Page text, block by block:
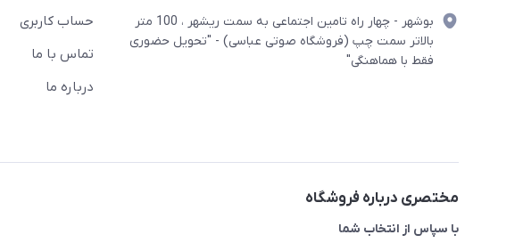
بوشهر - چهار راه تامین اجتماعی به سمت ریشهر ، 100 متر
بالاتر سمت چپ (فروشگاه صوتی عباسی) - "تحویل حضوری
فقط با هماهنگی"
حساب کاربری
تماس با ما
درباره ما
مختصری درباره فروشگاه
با سپاس از انتخاب شما